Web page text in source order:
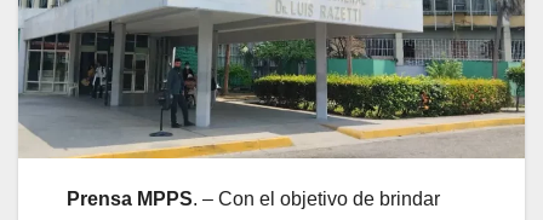
Prensa MPPS. – Con el objetivo de brindar